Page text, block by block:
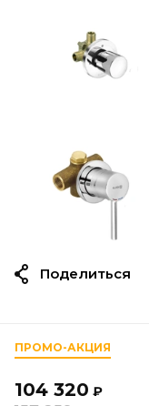
ПРОМО-АКЦИЯ
104 320 ₽
Поделиться